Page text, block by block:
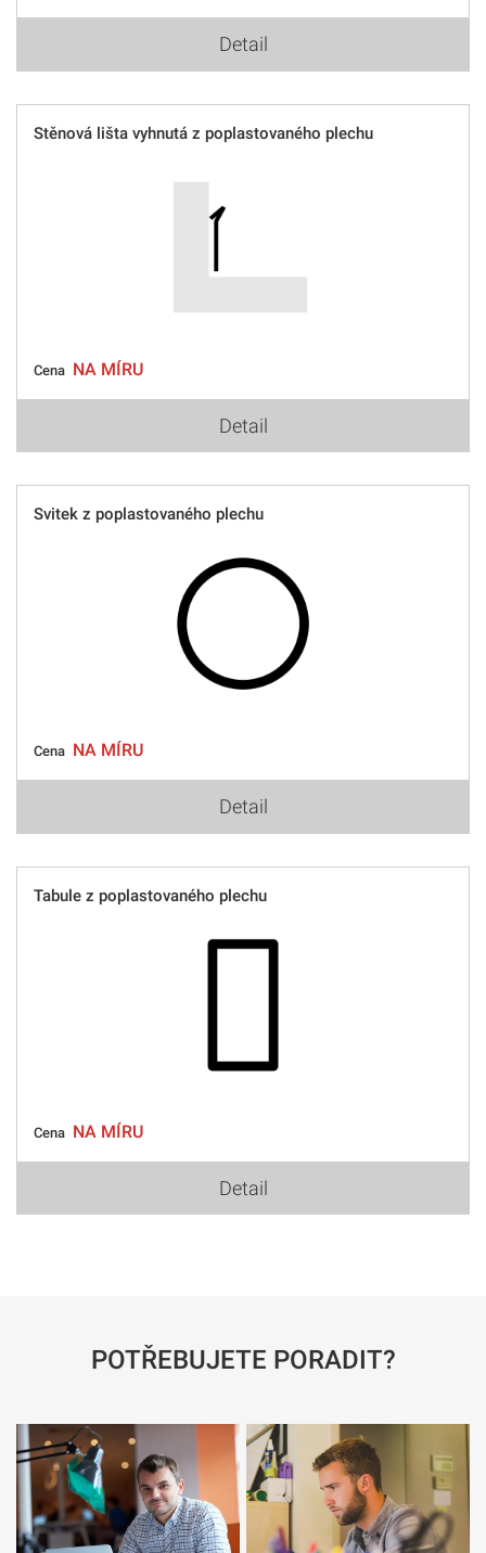
Detail
Stěnová lišta vyhnutá z poplastovaného plechu
Cena NA MÍRU
Detail
Svitek z poplastovaného plechu
Cena NA MÍRU
Detail
Tabule z poplastovaného plechu
Cena NA MÍRU
Detail
POTŘEBUJETE PORADIT?